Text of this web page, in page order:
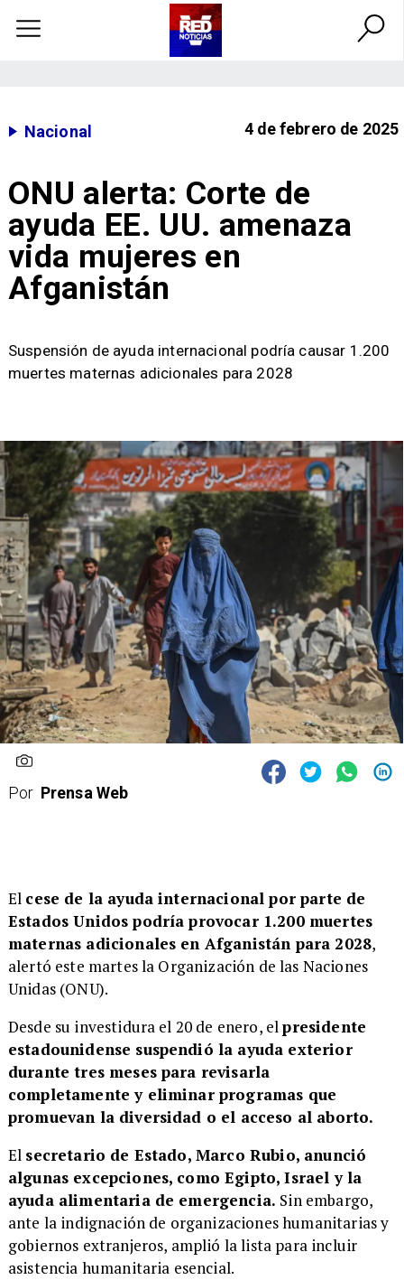
Nacional 4 de febrero de 2025
ONU alerta: Corte de
ayuda EE. UU. amenaza
vida mujeres en
Afganistán
Suspensión de ayuda internacional podría causar 1.200
muertes maternas adicionales para 2028
Por Prensa Web
El cese de la ayuda internacional por parte de
Estados Unidos podría provocar 1.200 muertes
maternas adicionales en Afganistán para 2028,
alertó este martes la Organización de las Naciones
Unidas (ONU).
Desde su investidura el 20 de enero, elpresidente
estadounidense suspendió la ayuda exterior
durante tres meses para revisarla
completamente y eliminar programas que
promuevan la diversidad o el acceso al aborto.
El secretario de Estado, Marco Rubio, anunció
algunas excepciones, como Egipto, Israel y la
ayuda alimentaria de emergencia. Sin embargo,
ante la indignación de organizaciones humanitarias y
gobiernos extranjeros, amplió la lista para incluir
asistencia humanitaria esencial.